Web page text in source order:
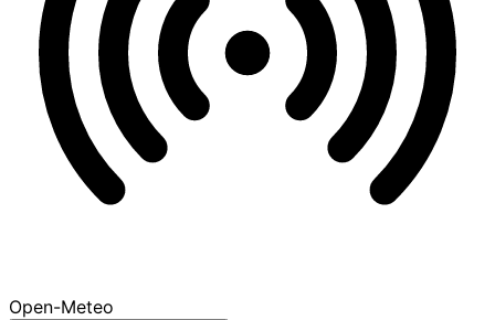
Open-Meteo